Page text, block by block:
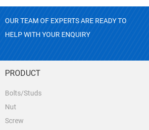
OUR TEAM OF EXPERTS ARE READY TO
HELP WITH YOUR ENQUIRY
PRODUCT
Bolts/Studs
Nut
Screw